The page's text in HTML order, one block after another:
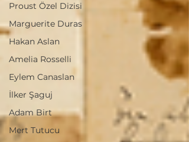
Proust Özel Dizisi
Marguerite Duras
Hakan Aslan
Amelia Rosselli
Eylem Canaslan
İlker Şaguj
Adam Birt
Mert Tutucu